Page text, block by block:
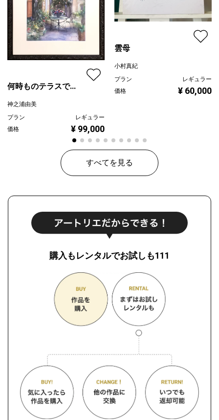
何時ものテラスで...
神之浦由美
プラン
レギュラー
価格
¥ 99,000
雲母
小村真紀
プラン
レギュラー
価格
¥ 60,000
すべてを見る
購入もレンタルでお試しも111